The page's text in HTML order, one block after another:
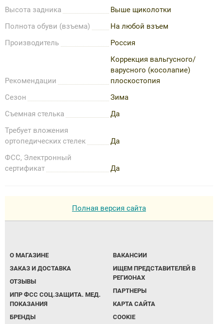
Высота задника
Выше щиколотки
Полнота обуви (взъема)
На любой взъем
Производитель
Россия
Рекомендации
Коррекция вальгусного/
варусного (косолапие)
плоскостопия
Сезон
Зима
Съемная стелька
Да
Требует вложения
ортопедических стелек
Да
ФСС, Электронный
сертификат
Да
Полная версия сайта
О МАГАЗИНЕ
ЗАКАЗ И ДОСТАВКА
ОТЗЫВЫ
ИПР ФСС СОЦ.ЗАЩИТА. МЕД.
ПОКАЗАНИЯ
БРЕНДЫ
ВАКАНСИИ
ИЩЕМ ПРЕДСТАВИТЕЛЕЙ В
РЕГИОНАХ
ПАРТНЕРЫ
КАРТА САЙТА
COOKIE